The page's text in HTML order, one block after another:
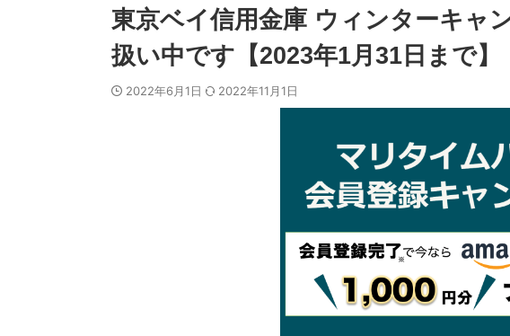
東京ベイ信用金庫 ウィンターキャ
扱い中です【2023年1月31日まで】
2022年6月1日 2022年11月1日